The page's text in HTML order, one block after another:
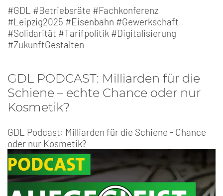
#GDL #Betriebsräte #Fachkonferenz
#Leipzig2025 #Eisenbahn #Gewerkschaft
#Solidarität #Tarifpolitik #Digitalisierung
#ZukunftGestalten
GDL PODCAST: Milliarden für die
Schiene – echte Chance oder nur
Kosmetik?
GDL Podcast: Milliarden für die Schiene - Chance
oder nur Kosmetik?